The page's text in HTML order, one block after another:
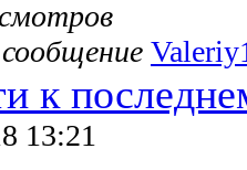
13:21